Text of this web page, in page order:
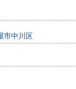
市中川区